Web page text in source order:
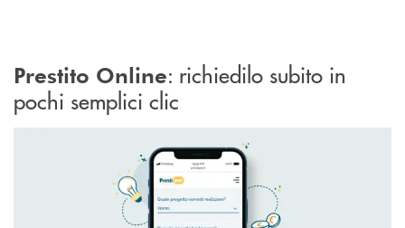
Prestito Online: richiedilo subito in
pochi semplici clic